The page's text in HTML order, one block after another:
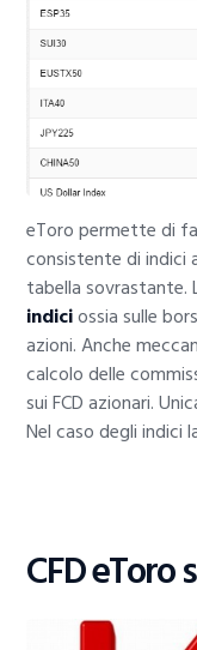
eToro permette di
consistente di indici
tabella sovrastante.
indiciossia sulle
azioni. Anche
calcolo delle
sui FCD azionari.
Nel caso degli indici
CFD eToro